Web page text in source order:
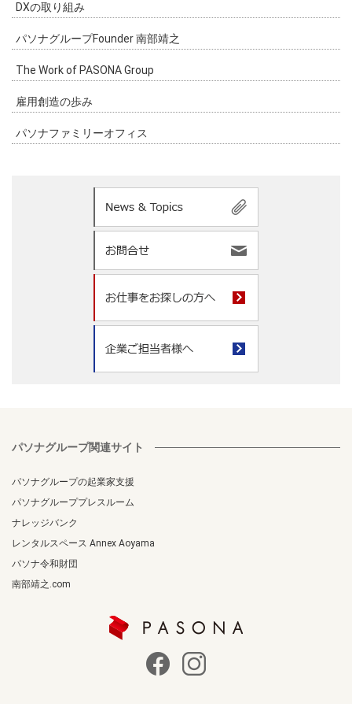
DXの取り組み
パソナグループFounder 南部靖之
The Work of PASONA Group
雇用創造の歩み
パソナファミリーオフィス
パソナグループ関連サイト
パソナグループの起業家支援
パソナグループプレスルーム
ナレッジバンク
レンタルスペース Annex Aoyama
パソナ令和財団
南部靖之.com